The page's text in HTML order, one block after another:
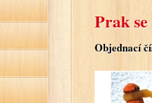
Prak
Objednací